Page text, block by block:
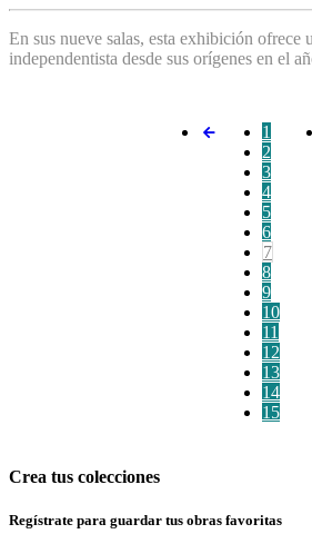
En sus nueve salas, esta exhibición ofrece
independentista desde sus orígenes en el
1
2
3
4
5
6
7
8
9
10
11
12
13
14
15
Crea tus colecciones
Regístrate para guardar tus obras favoritas